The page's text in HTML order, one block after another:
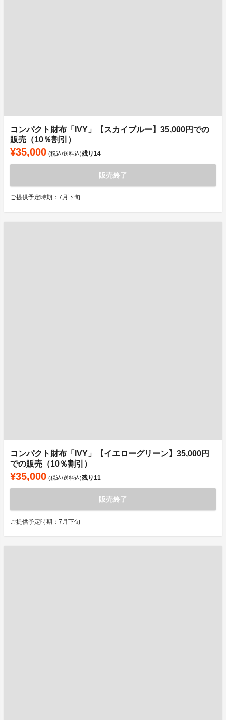
コンパクト財布「IVY」【スカイブルー】35,000円での
販売（10％割引）
¥35,000 (税込/送料込)残り14
販売終了
ご提供予定時期：7月下旬
コンパクト財布「IVY」【イエローグリーン】35,000円
での販売（10％割引）
¥35,000 (税込/送料込)残り11
販売終了
ご提供予定時期：7月下旬